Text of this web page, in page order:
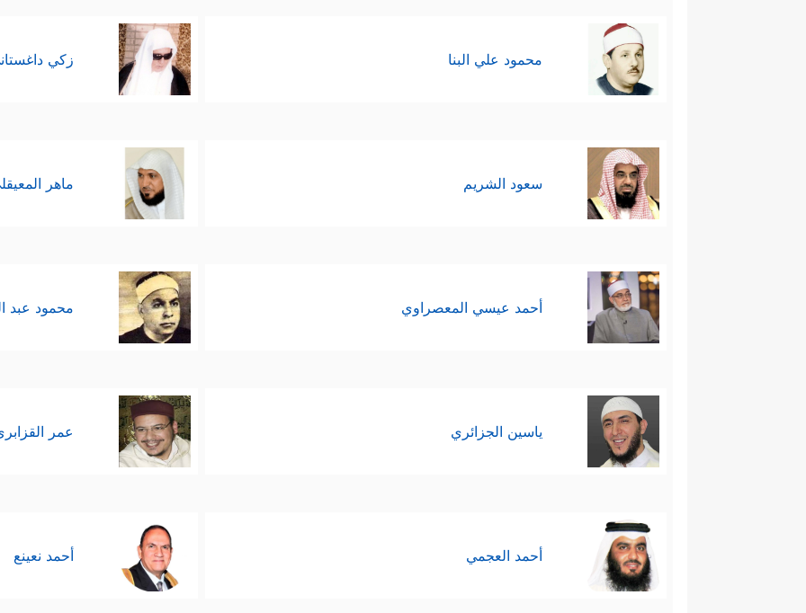
محمود علي البنا زكي
سعود الشريم ماهر
أحمد عيسي المعصراوي محمود عبد
ياسين الجزائري عمر
أحمد العجمي أحمد نعينع